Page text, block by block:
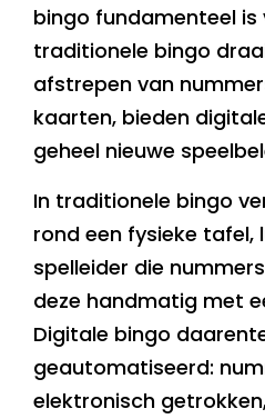
bingo fundamenteel is
traditionele bingo
afstrepen van
kaarten, bieden
geheel nieuwe
In traditionele bingo
rond een fysieke tafel,
spelleider die
deze handmatig met
Digitale bingo
geautomatiseerd:
elektronisch